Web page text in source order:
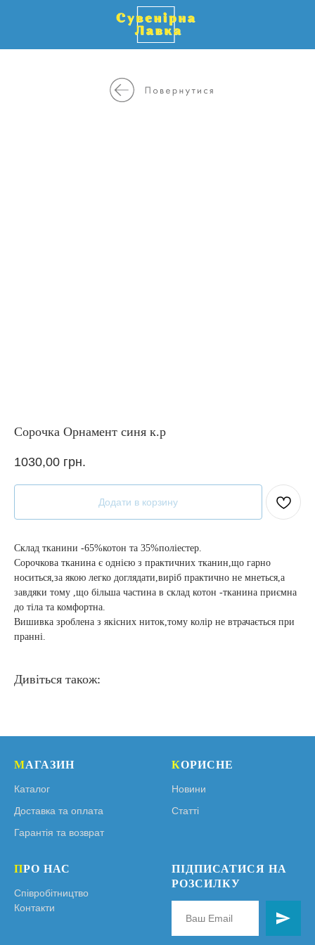
Сорочка Орнамент синя к.р
1030,00 грн.
Додати в корзину
Склад тканини -65%котон та 35%поліестер.
Сорочкова тканина є однією з практичних тканин,що гарно
носиться,за якою легко доглядати,виріб практично не мнеться,а
завдяки тому ,що більша частина в склад котон -тканина приємна
до тіла та комфортна.
Вишивка зроблена з якісних ниток,тому колір не втрачається при
пранні.
Дивіться також:
МАГАЗИН
Каталог
Доставка та оплата
Гарантія та возврат
КОРИСНЕ
Новини
Статті
ПРО НАС
Співробітництво
Контакти
ПІДПИСАТИСЯ НА
РОЗСИЛКУ